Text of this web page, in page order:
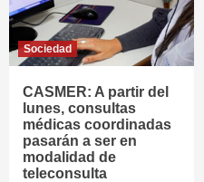
Sociedad
CASMER: A partir del
lunes, consultas
médicas coordinadas
pasarán a ser en
modalidad de
teleconsulta